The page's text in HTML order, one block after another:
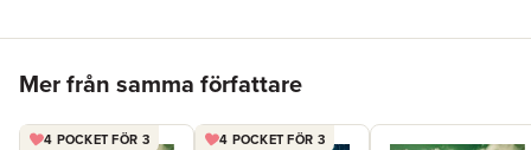
Mer från samma författare
4 POCKET FÖR 3 4 POCKET FÖR 3